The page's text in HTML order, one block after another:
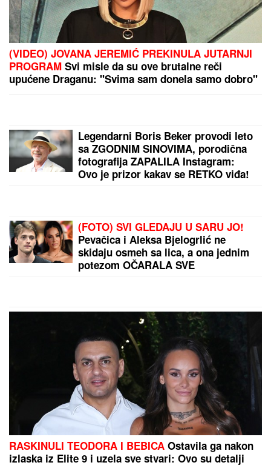
uslikala i pohvalila se (FOTO)
DALILA DRAGOJEVIĆ ŽELI U ELITU 10Otkrila pod